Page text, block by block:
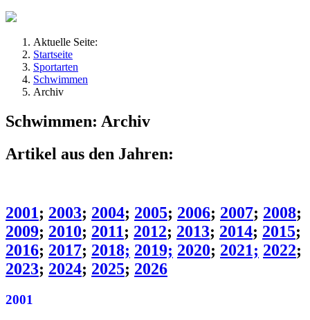
Aktuelle Seite:
Startseite
Sportarten
Schwimmen
Archiv
Schwimmen: Archiv
Artikel aus den Jahren:
2001; 2003; 2004; 2005; 2006; 2007; 2008;
2009; 2010; 2011; 2012; 2013; 2014; 2015;
2016; 2017; 2018; 2019; 2020; 2021; 2022;
2023; 2024; 2025; 2026
2001